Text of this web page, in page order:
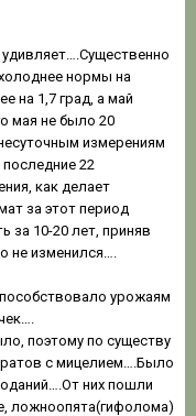
нормы на
на 1,7 град, а май
мая не было 20
измерениям
22
как делает
за этот период
за 10-20 лет, приняв
не изменился….
урожаям
поэтому по существу
с мицелием….Было
них пошли
ложноопята(гифолома)